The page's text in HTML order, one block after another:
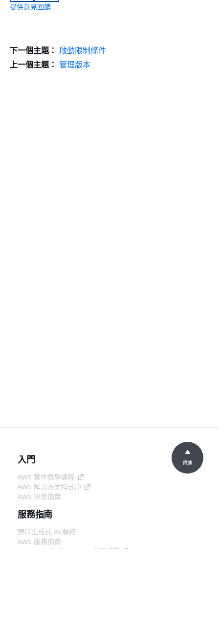
提供意見回饋
下一個主題： 啟動限制條件
上一個主題： 管理版本
入門
AWS 實作教學課程
AWS 解決方案程式庫
AWS 決策指南
服務指南
選擇生成式 AI 服務
AWS 服務指南
在 GitHub 上的 AWS CLI 教學課程
頂端